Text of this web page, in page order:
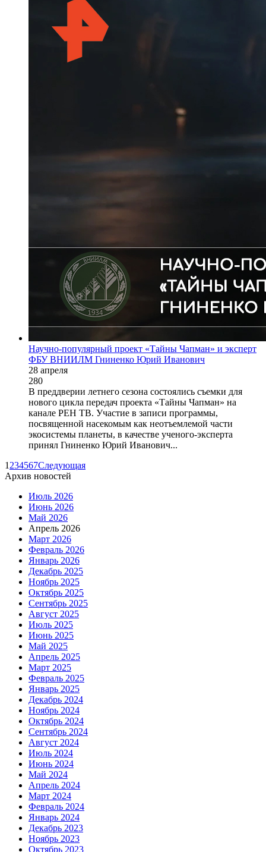
Научно-популярный проект «Тайны Чапман» и эксперт
ФБУ ВНИИЛМ Гниненко Юрий Иванович
28 апреля
280
В преддверии летнего сезона состоялись съемки для
нового цикла передач проекта «Тайны Чапман» на
канале РЕН ТВ. Участие в записи программы,
посвященной насекомым как неотъемлемой части
экосистемы планеты, в качестве ученого-эксперта
принял Гниненко Юрий Иванович...
1 234567Следующая
Архив новостей
Июль 2026
Июнь 2026
Май 2026
Апрель 2026
Март 2026
Февраль 2026
Январь 2026
Декабрь 2025
Ноябрь 2025
Октябрь 2025
Сентябрь 2025
Август 2025
Июль 2025
Июнь 2025
Май 2025
Апрель 2025
Март 2025
Февраль 2025
Январь 2025
Декабрь 2024
Ноябрь 2024
Октябрь 2024
Сентябрь 2024
Август 2024
Июль 2024
Июнь 2024
Май 2024
Апрель 2024
Март 2024
Февраль 2024
Январь 2024
Декабрь 2023
Ноябрь 2023
Октябрь 2023